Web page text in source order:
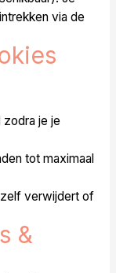
via de
je je
tot maximaal
verwijdert of
&